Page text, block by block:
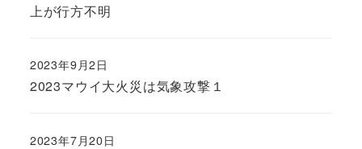
上が行方不明
2023マウイ大火災は気象攻撃１
2023年9月2日
2023年7月20日